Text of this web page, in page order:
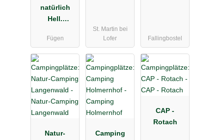
natürlich
Hell.
Aparthotel
Fügen
St. Martin bei
Lofer
Fallingbostel
Natur-
Camping
CAP -
Rotach